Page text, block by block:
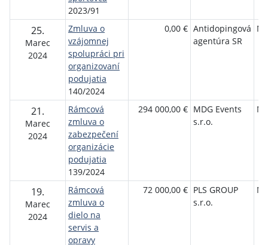
2023/91
25.
Marec
2024
Zmluva o
vzájomnej
spolupráci pri
organizovaní
podujatia
140/2024
0,00 € Antidopingová
agentúra SR
21.
Marec
2024
Rámcová
zmluva o
zabezpečení
organizácie
podujatia
139/2024
294 000,00 € MDG Events
s.r.o.
19.
Marec
2024
Rámcová
zmluva o
dielo na
servis a
opravy
72 000,00 € PLS GROUP
s.r.o.